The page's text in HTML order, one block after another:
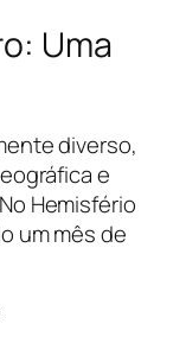
Uma
diverso,
e
Hemisfério
um mês de